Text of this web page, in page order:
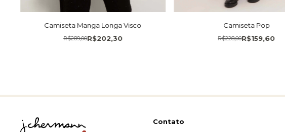
Camiseta Manga Longa Visco
R$202,30
R$289,00
Camiseta Pop
R$159,60
R$228,00
Contato